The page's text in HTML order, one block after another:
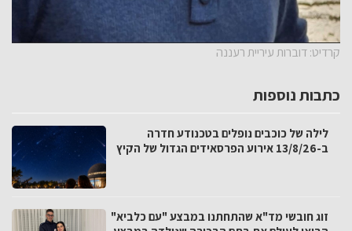
קרדיט: דוברות עיריית רעננה
כתבות נוספות
לילה של כוכבים נופלים בטכנודע חדרה
ב-13/8/26 אירוע הפרסאידים הגדול של הקיץ
זוג חובשי מד"א שהתחתנו במבצע "עם כלביא"